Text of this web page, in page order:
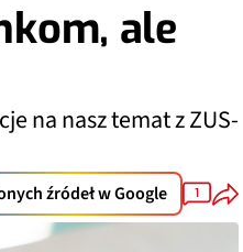
ale
na nasz temat z ZUS-
źródeł w Google 1